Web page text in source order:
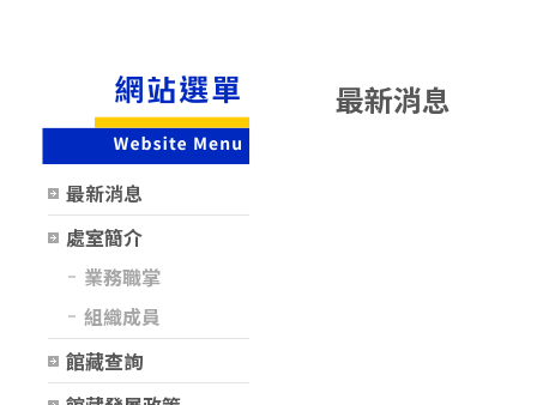
最新消息
處室簡介
業務職掌
組織成員
館藏查詢
最新消息